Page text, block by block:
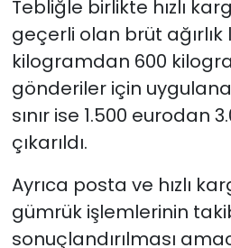
Tebliğle birlikte hızlı
geçerli olan brüt ağırlık
kilogramdan 600
gönderiler için
sınır ise 1.500 eurodan
çıkarıldı.
Ayrıca posta ve hızlı
gümrük işlemlerinin
sonuçlandırılması